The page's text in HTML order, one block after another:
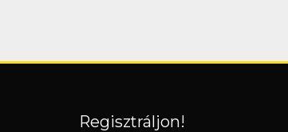
Regisztráljon!